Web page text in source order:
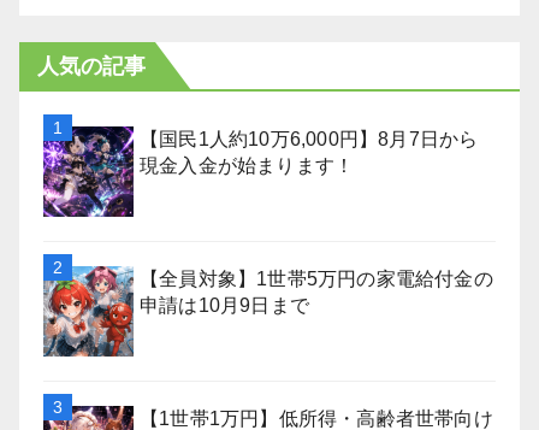
人気の記事
【国民1人約10万6,000円】8月7日から
現金入金が始まります！
【全員対象】1世帯5万円の家電給付金の
申請は10月9日まで
【1世帯1万円】低所得・高齢者世帯向け